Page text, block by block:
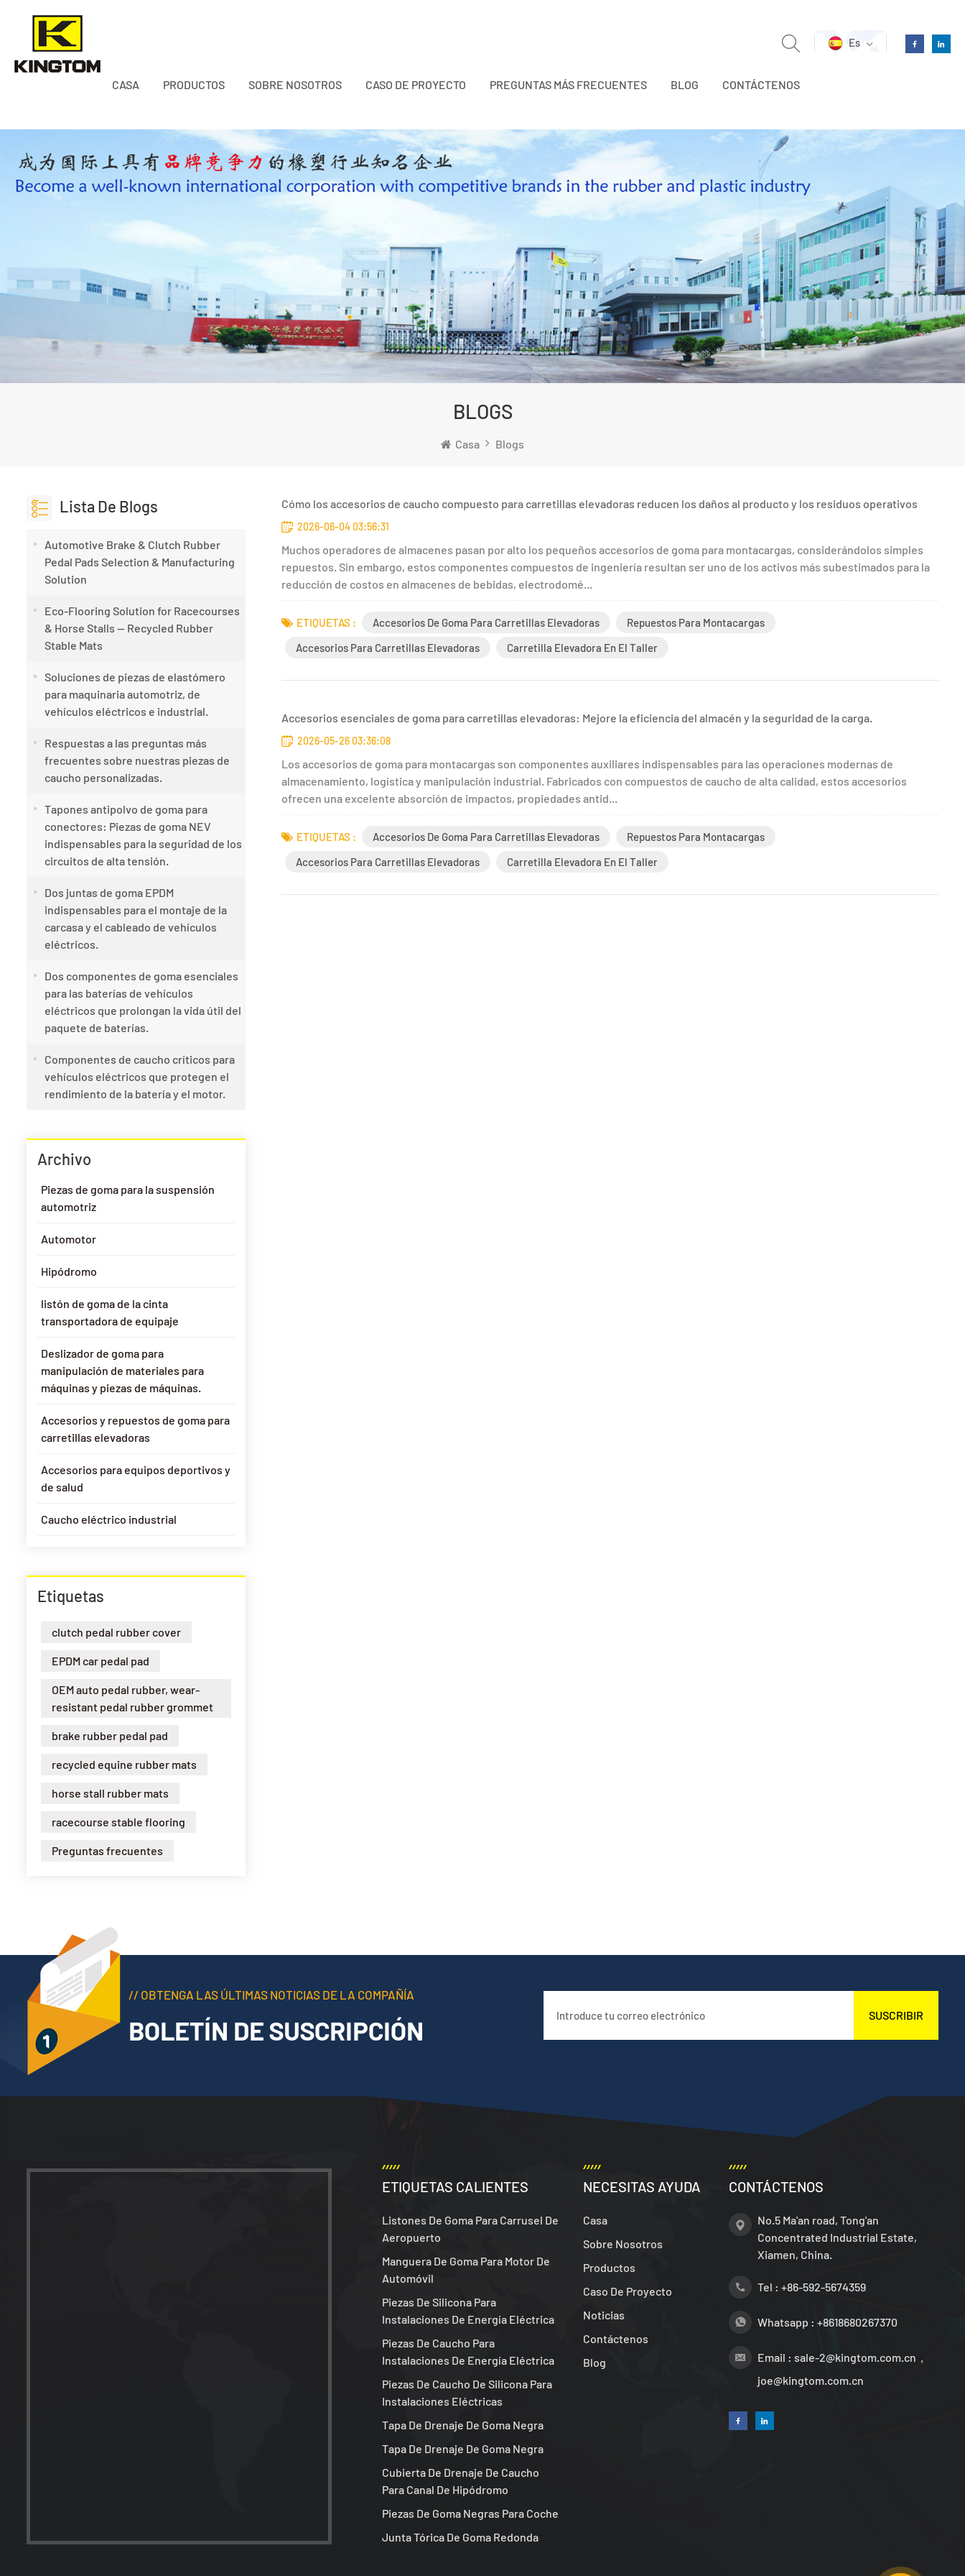
Es
CASA PRODUCTOS SOBRE NOSOTROS CASO DE PROYECTO PREGUNTAS MÁS FRECUENTES BLOG CONTÁCTENOS
BLOGS
Casa Blogs
Lista De Blogs
Automotive Brake & Clutch Rubber
Pedal Pads Selection & Manufacturing
Solution
Eco-Flooring Solution for Racecourses
& Horse Stalls — Recycled Rubber
Stable Mats
Soluciones de piezas de elastómero
para maquinaria automotriz, de
vehículos eléctricos e industrial.
Respuestas a las preguntas más
frecuentes sobre nuestras piezas de
caucho personalizadas.
Tapones antipolvo de goma para
conectores: Piezas de goma NEV
indispensables para la seguridad de los
circuitos de alta tensión.
Dos juntas de goma EPDM
indispensables para el montaje de la
carcasa y el cableado de vehículos
eléctricos.
Dos componentes de goma esenciales
para las baterías de vehículos
eléctricos que prolongan la vida útil del
paquete de baterías.
Componentes de caucho críticos para
vehículos eléctricos que protegen el
rendimiento de la batería y el motor.
Archivo
Piezas de goma para la suspensión
automotriz
Automotor
Hipódromo
listón de goma de la cinta
transportadora de equipaje
Deslizador de goma para
manipulación de materiales para
máquinas y piezas de máquinas.
Accesorios y repuestos de goma para
carretillas elevadoras
Accesorios para equipos deportivos y
de salud
Caucho eléctrico industrial
Etiquetas
clutch pedal rubber cover
EPDM car pedal pad
OEM auto pedal rubber, wear-
resistant pedal rubber grommet
brake rubber pedal pad
recycled equine rubber mats
horse stall rubber mats
racecourse stable flooring
Preguntas frecuentes
Cómo los accesorios de caucho compuesto para carretillas elevadoras reducen los daños al producto y los residuos operativos
2026-06-04 03:56:31
Muchos operadores de almacenes pasan por alto los pequeños accesorios de goma para montacargas, considerándolos simples
repuestos. Sin embargo, estos componentes compuestos de ingeniería resultan ser uno de los activos más subestimados para la
reducción de costos en almacenes de bebidas, electrodomé...
ETIQUETAS : Accesorios De Goma Para Carretillas Elevadoras
Repuestos Para Montacargas
Accesorios Para Carretillas Elevadoras
Carretilla Elevadora En El Taller
Accesorios esenciales de goma para carretillas elevadoras: Mejore la eficiencia del almacén y la seguridad de la carga.
2026-05-26 03:36:08
Los accesorios de goma para montacargas son componentes auxiliares indispensables para las operaciones modernas de
almacenamiento, logística y manipulación industrial. Fabricados con compuestos de caucho de alta calidad, estos accesorios
ofrecen una excelente absorción de impactos, propiedades antid...
ETIQUETAS : Accesorios De Goma Para Carretillas Elevadoras
Repuestos Para Montacargas
Accesorios Para Carretillas Elevadoras
Carretilla Elevadora En El Taller
// OBTENGA LAS ÚLTIMAS NOTICIAS DE LA COMPAÑÍA
BOLETÍN DE SUSCRIPCIÓN SUSCRIBIR
ETIQUETAS CALIENTES
Listones De Goma Para Carrusel De
Aeropuerto
Manguera De Goma Para Motor De
Automóvil
Piezas De Silicona Para
Instalaciones De Energía Eléctrica
Piezas De Caucho Para
Instalaciones De Energía Eléctrica
Piezas De Caucho De Silicona Para
Instalaciones Eléctricas
Tapa De Drenaje De Goma Negra
Tapa De Drenaje De Goma Negra
Cubierta De Drenaje De Caucho
Para Canal De Hipódromo
Piezas De Goma Negras Para Coche
Junta Tórica De Goma Redonda
NECESITAS AYUDA
Casa
Sobre Nosotros
Productos
Caso De Proyecto
Noticias
Contáctenos
Blog
CONTÁCTENOS
No.5 Ma'an road, Tong'an
Concentrated Industrial Estate,
Xiamen, China.
Tel : +86-592-5674359
Whatsapp : +8618680267370
Email : sale-2@kingtom.com.cn，
joe@kingtom.com.cn